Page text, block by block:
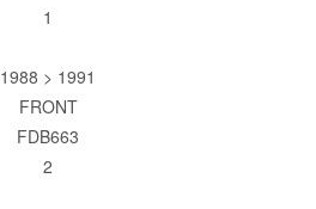
1
1988 > 1991
FRONT
FDB663
2